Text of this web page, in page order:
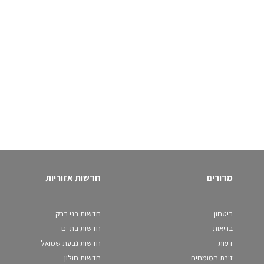
מדורים
ביטחון
בריאות
דעות
זירת המומחים
חדשות אזוריות
חדשות בני ברק
חדשות בת ים
חדשות גבעת שמואל
חדשות חולון